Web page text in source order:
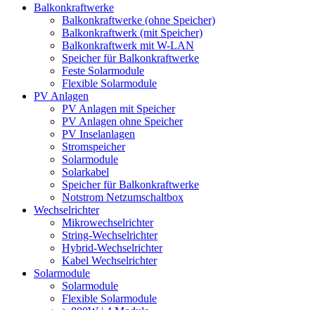
Balkonkraftwerke
Balkonkraftwerke (ohne Speicher)
Balkonkraftwerk (mit Speicher)
Balkonkraftwerk mit W-LAN
Speicher für Balkonkraftwerke
Feste Solarmodule
Flexible Solarmodule
PV Anlagen
PV Anlagen mit Speicher
PV Anlagen ohne Speicher
PV Inselanlagen
Stromspeicher
Solarmodule
Solarkabel
Speicher für Balkonkraftwerke
Notstrom Netzumschaltbox
Wechselrichter
Mikrowechselrichter
String-Wechselrichter
Hybrid-Wechselrichter
Kabel Wechselrichter
Solarmodule
Solarmodule
Flexible Solarmodule